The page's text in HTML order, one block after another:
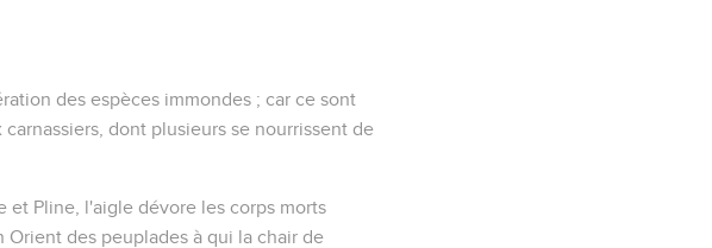
des espèces immondes ; car ce sont
dont plusieurs se nourrissent de
et Pline, l'aigle dévore les corps morts
Orient des peuplades à qui la chair de